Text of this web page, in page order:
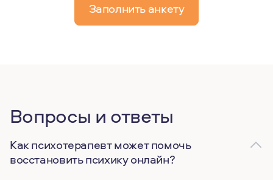
Заполнить анкету
Вопросы и ответы
Как психотерапевт может помочь
восстановить психику онлайн?